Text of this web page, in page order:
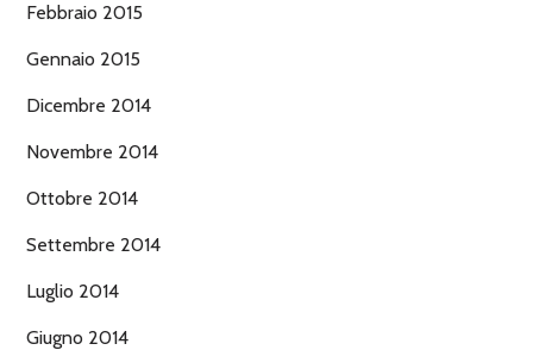
Febbraio 2015
Gennaio 2015
Dicembre 2014
Novembre 2014
Ottobre 2014
Settembre 2014
Luglio 2014
Giugno 2014